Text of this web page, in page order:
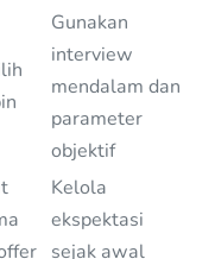
Gunakan
interview
mendalam dan
parameter
objektif
Kelola
ekspektasi
sejak awal